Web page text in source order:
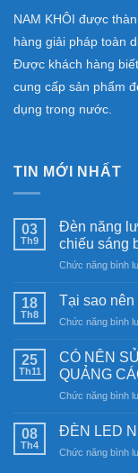
NAM KHÔI được
hàng giải pháp toàn
Được khách hàng
cung cấp sản phẩm
dụng trong nước.
TIN MỚI NHẤT
03
Th9
Đèn năng
chiếu sáng
Chức năng bình
18
Th8
Tại sao
Chức năng bình
25
Th11
CÓ NÊN
QUẢNG
Chức năng bình
08
Th4
ĐÈN LED
Chức năng bình